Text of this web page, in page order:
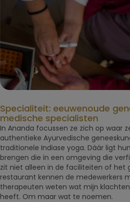
Specialiteit: eeuwenoude
medische specialisten
In Ananda focussen ze zich op waar
authentieke Ayurvedische
traditionele Indiase yoga. Dáár ligt
brengen die in een omgeving die
zit niet alleen in de faciliteiten of het
restaurant kennen de medewerkers
therapeuten weten wat mijn
heeft. Om maar wat te noemen.